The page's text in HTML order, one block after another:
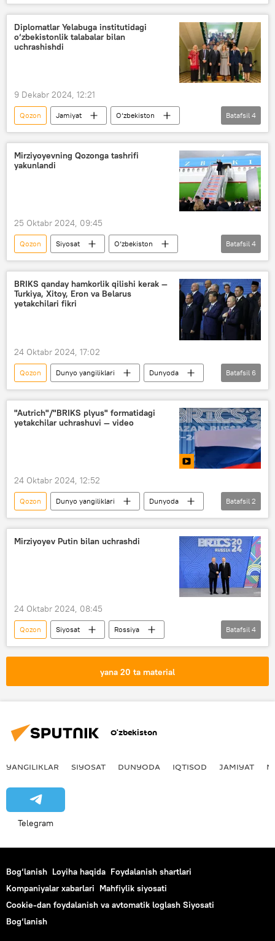
Rossiya
Kiyev
Dron
hujum
Rossiyaning Donbassdagi maxsus harbiy operatsiyasi
Diplomatlar Yelabuga institutidagi
o‘zbekistonlik talabalar bilan
uchrashishdi
9 Dekabr 2024, 12:21
Qozon Jamiyat
O‘zbekiston
Rossiya
talabalar
diplomatlar
Elchixona
Batafsil 4
Mirziyoyevning Qozonga tashrifi
yakunlandi
25 Oktabr 2024, 09:45
Qozon Siyosat
O‘zbekiston
Shavkat Mirziyoyev
Tatariston
tashrif
BRIKS (BRICS)
Batafsil 4
BRIKS qanday hamkorlik qilishi kerak —
Turkiya, Xitoy, Eron va Belarus
yetakchilari fikri
24 Oktabr 2024, 17:02
Qozon Dunyo yangiliklari
Dunyoda
Rossiya
Turkiya
Xitoy
Eron
Belarus BRIKS (BRICS)
Batafsil 6
"Autrich"/"BRIKS plyus" formatidagi
yetakchilar uchrashuvi — video
24 Oktabr 2024, 12:52
Qozon Dunyo yangiliklari
Dunyoda
Rossiya
BRIKS (BRICS)
Batafsil 2
Mirziyoyev Putin bilan uchrashdi
24 Oktabr 2024, 08:45
Qozon Siyosat
Rossiya
O‘zbekiston
Shavkat Mirziyoyev
Batafsil 4
yana 20 ta material
O‘zbekiston
YANGILIKLAR SIYOSAT DUNYODA IQTISOD JAMIYAT
Telegram
Bog‘lanish Loyiha haqida Foydalanish shartlari
Kompaniyalar xabarlari Mahfiylik siyosati
Cookie-dan foydalanish va avtomatik loglash Siyosati
Bog‘lanish